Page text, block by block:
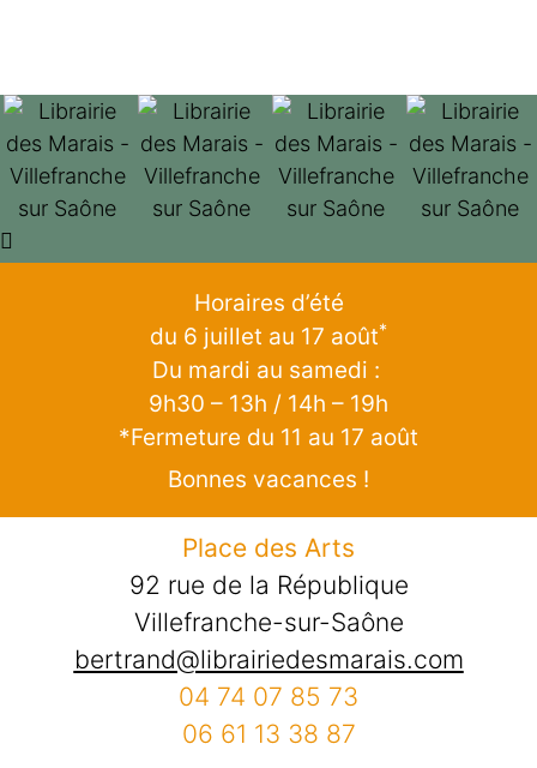
Horaires d’été
du 6 juillet au 17 août*
Du mardi au samedi :
9h30 – 13h / 14h – 19h
*Fermeture du 11 au 17 août
Bonnes vacances !
Place des Arts
92 rue de la République
Villefranche-sur-Saône
bertrand@librairiedesmarais.com
04 74 07 85 73
06 61 13 38 87